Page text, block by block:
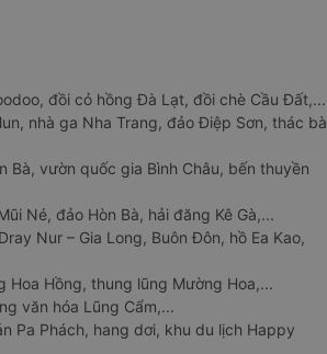
đồi cỏ hồng Đà Lạt, đồi chè Cầu Đất,...
nhà ga Nha Trang, đảo Điệp Sơn, thác bà
Bà, vườn quốc gia Bình Châu, bến thuyền
Né, đảo Hòn Bà, hải đăng Kê Gà,...
Nur – Gia Long, Buôn Đôn, hồ Ea Kao,
Hoa Hồng, thung lũng Mường Hoa,...
văn hóa Lũng Cẩm,...
Pa Phách, hang dơi, khu du lịch Happy